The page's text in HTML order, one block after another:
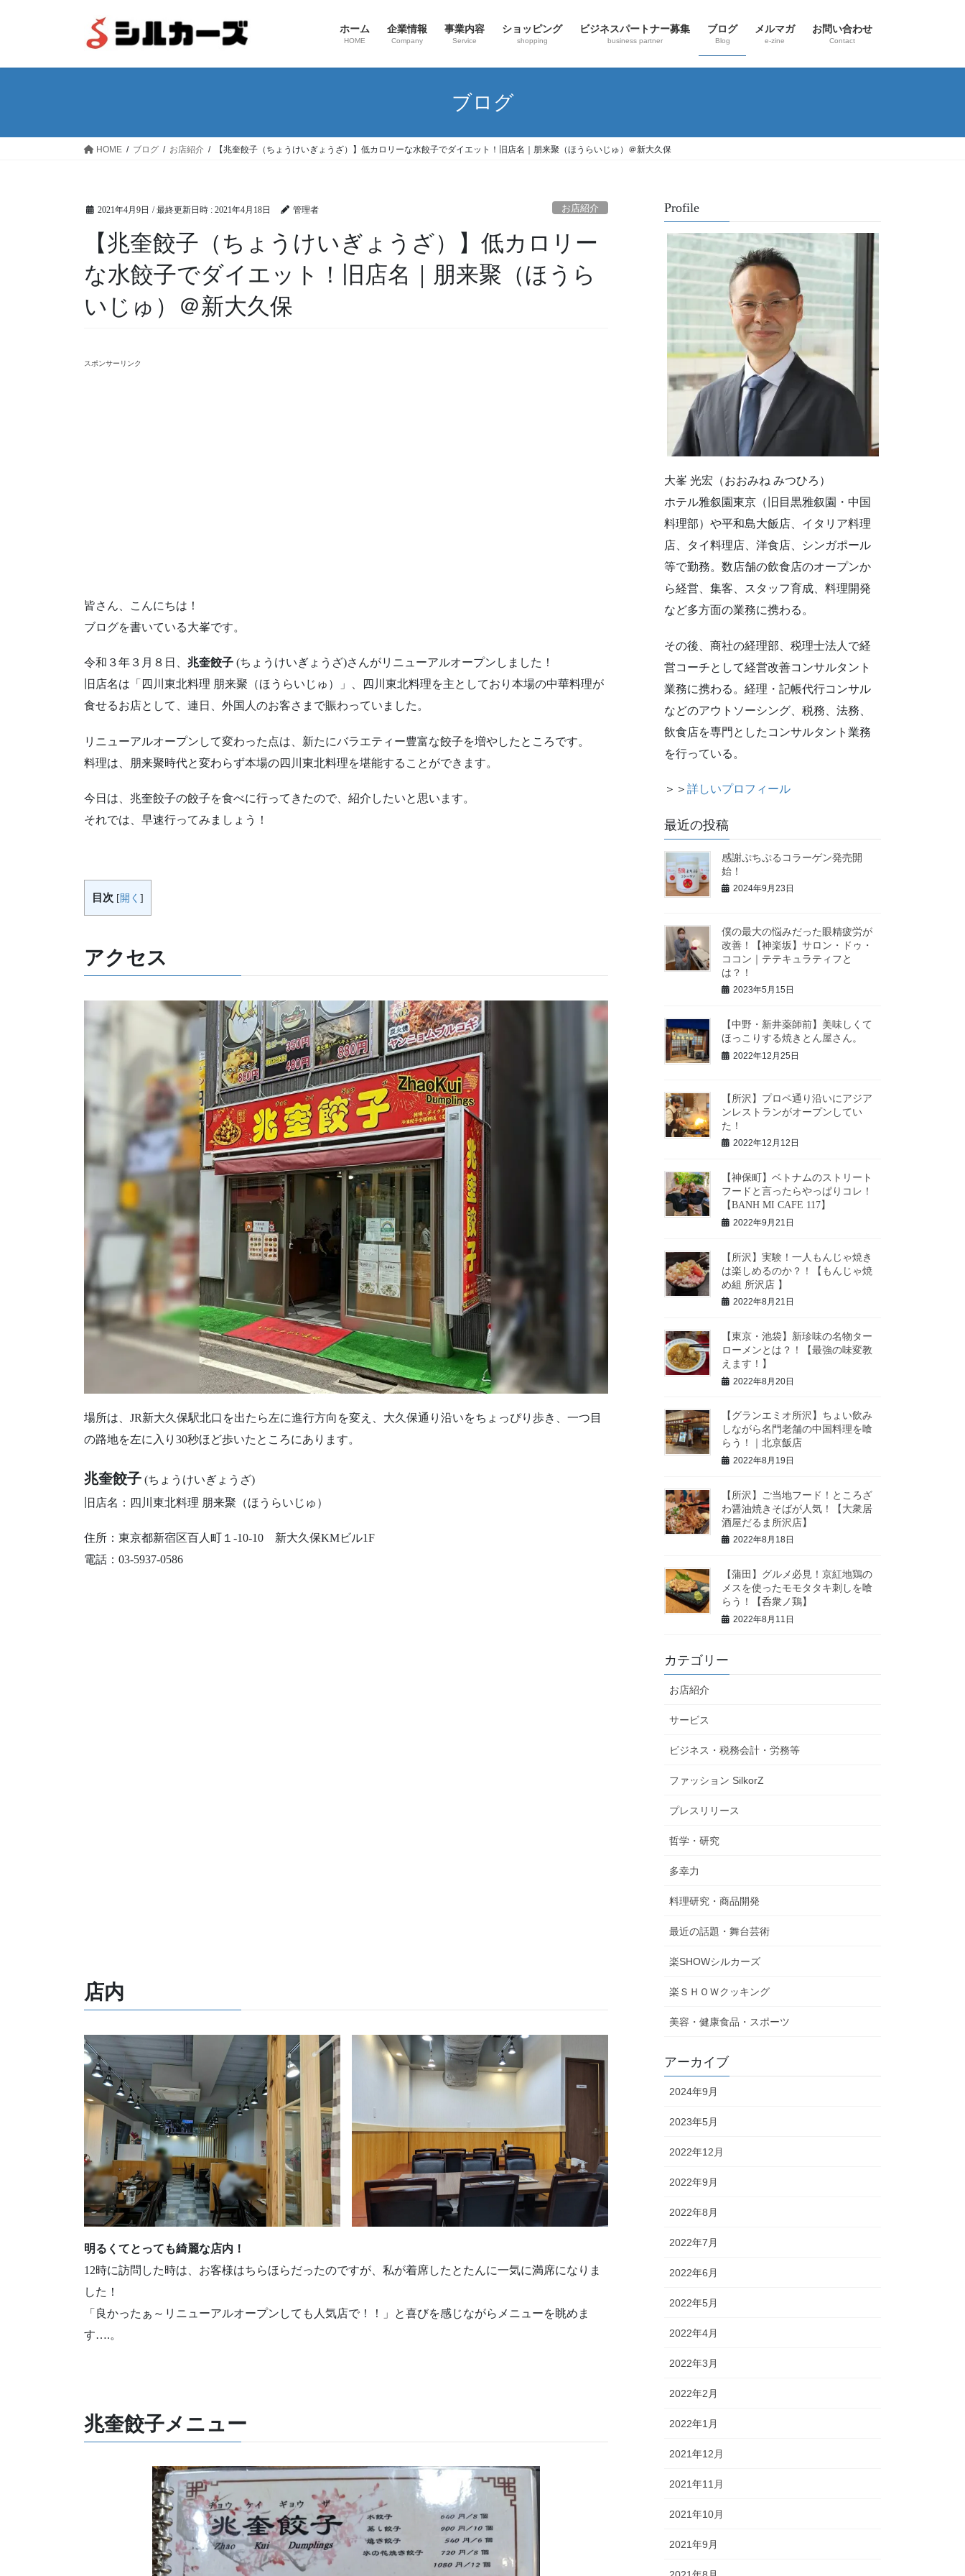
ホーム
HOME
企業情報
Company
事業内容
Service
ショッピング
shopping
ビジネスパートナー募集
business partner
ブログ
Blog
メルマガ
e-zine
お問い合わせ
Contact
ブログ
HOME ブログ お店紹介 【兆奎餃子（ちょうけいぎょうざ）】低カロリーな水餃子でダイエット！旧店名｜朋来聚（ほうらいじゅ）＠新大久保
2021年4月9日 / 最終更新日時 : 2021年4月18日 管理者 お店紹介
【兆奎餃子（ちょうけいぎょうざ）】低カロリー
な水餃子でダイエット！旧店名｜朋来聚（ほうら
いじゅ）＠新大久保
スポンサーリンク
皆さん、こんにちは！
ブログを書いている大峯です。
令和３年３月８日、 兆奎餃子 (ちょうけいぎょうざ)さんがリニューアルオープンしました！
旧店名は「四川東北料理 朋来聚（ほうらいじゅ）」、四川東北料理を主としており本場の中華料理が
食せるお店として、連日、外国人のお客さまで賑わっていました。
リニューアルオープンして変わった点は、新たにバラエティー豊富な餃子を増やしたところです。
料理は、朋来聚時代と変わらず本場の四川東北料理を堪能することができます。
今日は、兆奎餃子の餃子を食べに行ってきたので、紹介したいと思います。
それでは、早速行ってみましょう！
目次 [ 開く ]
アクセス
場所は、JR新大久保駅北口を出たら左に進行方向を変え、大久保通り沿いをちょっぴり歩き、一つ目
の路地を左に入り30秒ほど歩いたところにあります。
兆奎餃子 (ちょうけいぎょうざ)
旧店名：四川東北料理 朋来聚（ほうらいじゅ）
住所：東京都新宿区百人町１-10-10 新大久保KMビル1F
電話：03-5937-0586
店内
明るくてとっても綺麗な店内！
12時に訪問した時は、お客様はちらほらだったのですが、私が着席したとたんに一気に満席になりま
した！
「良かったぁ～リニューアルオープンしても人気店で！！」と喜びを感じながらメニューを眺めま
す….。
兆奎餃子メニュー
Profile
大峯 光宏（おおみね みつひろ）
ホテル雅叙園東京（旧目黒雅叙園・中国
料理部）や平和島大飯店、イタリア料理
店、タイ料理店、洋食店、シンガポール
等で勤務。数店舗の飲食店のオープンか
ら経営、集客、スタッフ育成、料理開発
など多方面の業務に携わる。
その後、商社の経理部、税理士法人で経
営コーチとして経営改善コンサルタント
業務に携わる。経理・記帳代行コンサル
などのアウトソーシング、税務、法務、
飲食店を専門としたコンサルタント業務
を行っている。
＞＞詳しいプロフィール
最近の投稿
感謝ぷちぷるコラーゲン発売開
始！
2024年9月23日
僕の最大の悩みだった眼精疲労が
改善！【神楽坂】サロン・ドゥ・
ココン｜テテキュラティフと
は？！
2023年5月15日
【中野・新井薬師前】美味しくて
ほっこりする焼きとん屋さん。
2022年12月25日
【所沢】プロペ通り沿いにアジア
ンレストランがオープンしてい
た！
2022年12月12日
【神保町】ベトナムのストリート
フードと言ったらやっぱりコレ！
【BANH MI CAFE 117】
2022年9月21日
【所沢】実験！一人もんじゃ焼き
は楽しめるのか？！【もんじゃ焼
め組 所沢店 】
2022年8月21日
【東京・池袋】新珍味の名物ター
ローメンとは？！【最強の味変教
えます！】
2022年8月20日
【グランエミオ所沢】ちょい飲み
しながら名門老舗の中国料理を喰
らう！｜北京飯店
2022年8月19日
【所沢】ご当地フード！ところざ
わ醤油焼きそばが人気！【大衆居
酒屋だるま所沢店】
2022年8月18日
【蒲田】グルメ必見！京紅地鶏の
メスを使ったモモタタキ刺しを喰
らう！【呑衆ノ鶏】
2022年8月11日
カテゴリー
お店紹介
サービス
ビジネス・税務会計・労務等
ファッション SilkorZ
プレスリリース
哲学・研究
多幸力
料理研究・商品開発
最近の話題・舞台芸術
楽SHOWシルカーズ
楽ＳＨＯＷクッキング
美容・健康食品・スポーツ
アーカイブ
2024年9月
2023年5月
2022年12月
2022年9月
2022年8月
2022年7月
2022年6月
2022年5月
2022年4月
2022年3月
2022年2月
2022年1月
2021年12月
2021年11月
2021年10月
2021年9月